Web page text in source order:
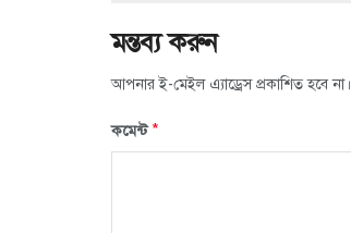
মন্তব্য করুন
আপনার ই-মেইল এ্যাড্রেস প্রকাশিত হবে না।
কমেন্ট*